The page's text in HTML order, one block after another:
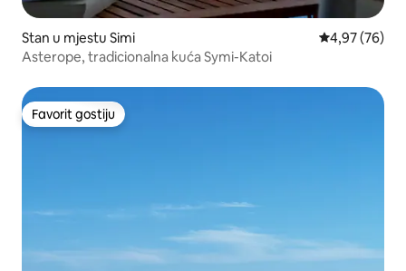
Stan u mjestu Simi Prosječna
4,97 (76)
Asterope, tradicionalna kuća Symi-Katoi
Favorit gostiju
Favorit gostiju